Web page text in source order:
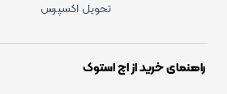
تحویل اکسپرس
راهنمای خرید از اچ استوک